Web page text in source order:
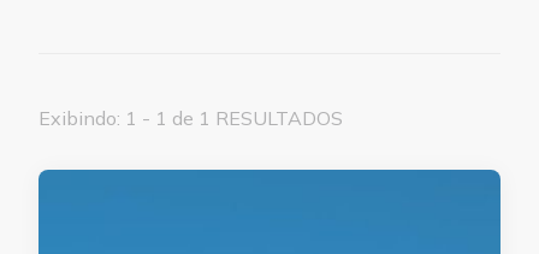
Exibindo: 1 - 1 de 1 RESULTADOS